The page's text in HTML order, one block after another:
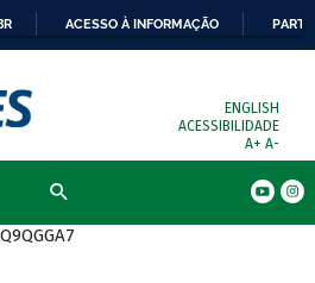
ACESSO À INFORMAÇÃO
ENGLISH
ACESSIBILIDADE
A+ A-